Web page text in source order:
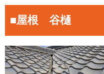
■屋根 谷樋